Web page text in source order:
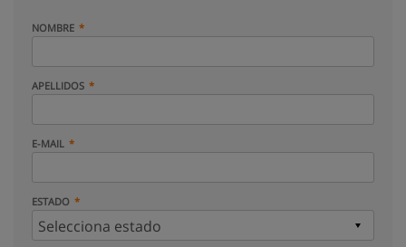
NOMBRE
APELLIDOS
E-MAIL
ESTADO